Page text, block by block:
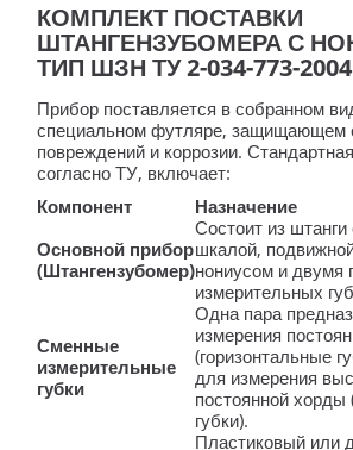
КОМПЛЕКТ ПОСТАВКИ
ШТАНГЕНЗУБОМЕРА С
ТИП ШЗН ТУ 2-034-773-2004
Прибор поставляется в собранном
специальном футляре, защищающем
повреждений и коррозии.
согласно ТУ, включает:
Компонент
Назначение
Основной прибор
(Штангензубомер)
Состоит из штанги
шкалой,
нониусом и двумя
измерительных
Сменные
измерительные
губки
Одна пара
измерения
(горизонтальные
для измерения
постоянной хорды
губки).
Пластиковый или